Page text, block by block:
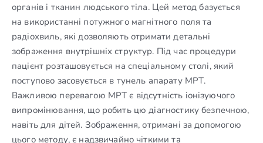
органів і тканин людського тіла. Цей метод базується
на використанні потужного магнітного поля та
радіохвиль, які дозволяють отримати детальні
зображення внутрішніх структур. Під час процедури
пацієнт розташовується на спеціальному столі, який
поступово засовується в тунель апарату МРТ.
Важливою перевагою МРТ є відсутність іонізуючого
випромінювання, що робить цю діагностику безпечною,
навіть для дітей. Зображення, отримані за допомогою
цього методу, є надзвичайно чіткими та